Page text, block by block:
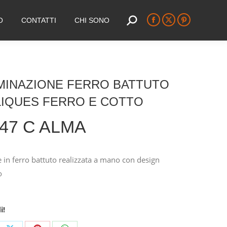
CONTATTI CHI SONO Search: Facebook
page
new
window
X
page
Pinterest
page
FERRO BATTUTO
FERRO E COTTO
C ALMA
in ferro battuto realizzata a mano con design